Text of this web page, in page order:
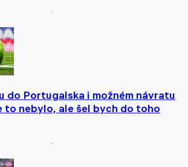
do Portugalska i možném návratu
to nebylo, ale šel bych do toho